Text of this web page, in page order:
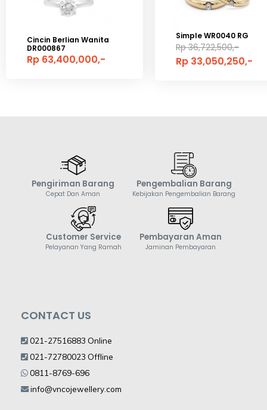
Cincin Berlian Wanita
DR000867
Rp 63,400,000,-
Simple WR0040 RG
Rp 36,722,500,-
Rp 33,050,250,-
Pengiriman Barang
Cepat Dan Aman
Pengembalian Barang
Kebijakan Pengembalian Barang
Customer Service
Pelayanan Yang Ramah
Pembayaran Aman
Jaminan Pembayaran
CONTACT US
021-27516883 Online
021-72780023 Offline
0811-8769-696
info@vncojewellery.com